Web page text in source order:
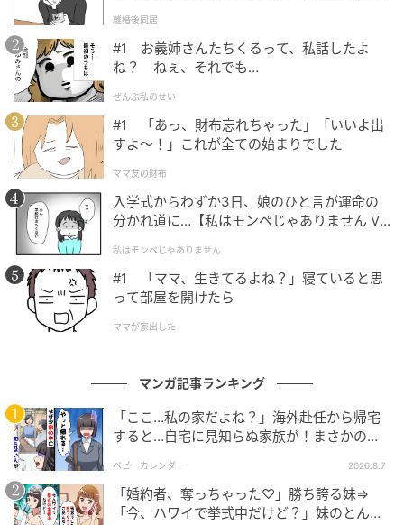
エキサイトニュース
母に相談してみると…
離婚後同居
#1 お義姉さんたちくるって、私話したよ
ね？ ねぇ、それでも…
ぜんぶ私のせい
#1 「あっ、財布忘れちゃった」「いいよ出
すよ〜！」これが全ての始まりでした
ママ友の財布
入学式からわずか3日、娘のひと言が運命の
分かれ道に…【私はモンペじゃありません Vo
私はモンペじゃありません
#1 「ママ、生きてるよね？」寝ていると思
って部屋を開けたら
ママが家出した
マンガ記事ランキング
「ここ…私の家だよね？」海外赴任から帰宅
すると…自宅に見知らぬ家族が！まさかの真
ベビーカレンダー 2026.8.7
「婚約者、奪っちゃった♡」勝ち誇る妹⇒
「今、ハワイで挙式中だけど？」妹のとんで